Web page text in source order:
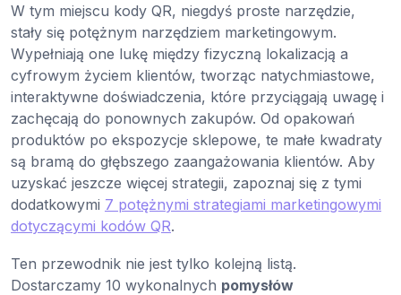
W tym miejscu kody QR, niegdyś proste narzędzie,
stały się potężnym narzędziem marketingowym.
Wypełniają one lukę między fizyczną lokalizacją a
cyfrowym życiem klientów, tworząc natychmiastowe,
interaktywne doświadczenia, które przyciągają uwagę i
zachęcają do ponownych zakupów. Od opakowań
produktów po ekspozycje sklepowe, te małe kwadraty
są bramą do głębszego zaangażowania klientów. Aby
uzyskać jeszcze więcej strategii, zapoznaj się z tymi
dodatkowymi 7 potężnymi strategiami marketingowymi
dotyczącymi kodów QR.
Ten przewodnik nie jest tylko kolejną listą.
Dostarczamy 10 wykonalnych pomysłów